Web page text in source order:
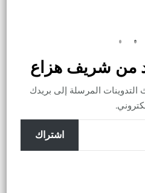
من شريف هزاع
المرسلة إلى بريدك
اشتراك